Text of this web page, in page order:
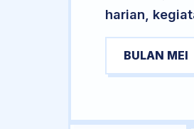
harian,
BULAN MEI